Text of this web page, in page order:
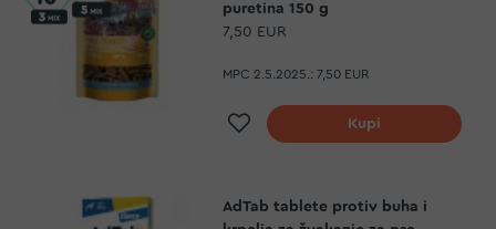
puretina 150 g
7,50 EUR
MPC 2.5.2025.: 7,50 EUR
Dodaj na listu želja
Kupi
AdTab tablete protiv buha i